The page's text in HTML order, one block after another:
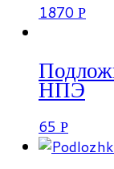
1870 Р
НПЭ
65 Р